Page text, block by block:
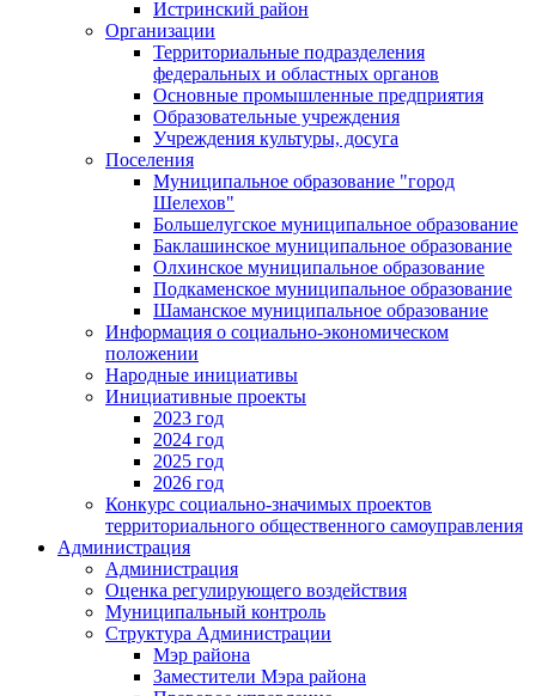
Истринский район
Организации
Территориальные подразделения
федеральных и областных органов
Основные промышленные предприятия
Образовательные учреждения
Учреждения культуры, досуга
Поселения
Муниципальное образование "город
Шелехов"
Большелугское муниципальное образование
Баклашинское муниципальное образование
Олхинское муниципальное образование
Подкаменское муниципальное образование
Шаманское муниципальное образование
Информация о социально-экономическом
положении
Народные инициативы
Инициативные проекты
2023 год
2024 год
2025 год
2026 год
Конкурс социально-значимых проектов
территориального общественного самоуправления
Администрация
Администрация
Оценка регулирующего воздействия
Муниципальный контроль
Структура Администрации
Мэр района
Заместители Мэра района